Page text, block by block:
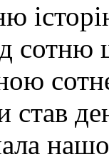
сотню
став